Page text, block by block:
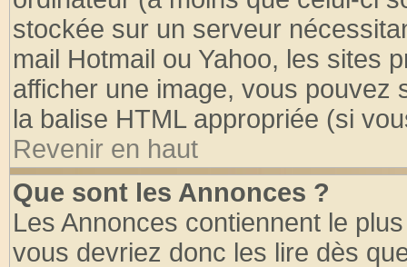
stockée sur un serveur
mail Hotmail ou Yahoo, les sites
afficher une image, vous pouvez
la balise HTML appropriée (si
Revenir en haut
Que sont les Annonces ?
Les Annonces contiennent le
vous devriez donc les lire dès